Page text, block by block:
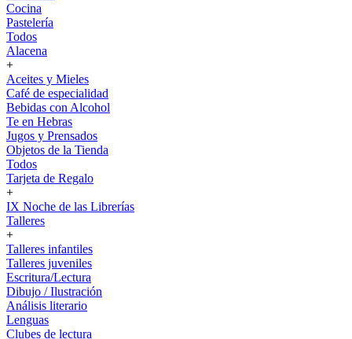
Cocina
Pastelería
Todos
Alacena
+
Aceites y Mieles
Café de especialidad
Bebidas con Alcohol
Te en Hebras
Jugos y Prensados
Objetos de la Tienda
Todos
Tarjeta de Regalo
+
IX Noche de las Librerías
Talleres
+
Talleres infantiles
Talleres juveniles
Escritura/Lectura
Dibujo / Ilustración
Análisis literario
Lenguas
Clubes de lectura